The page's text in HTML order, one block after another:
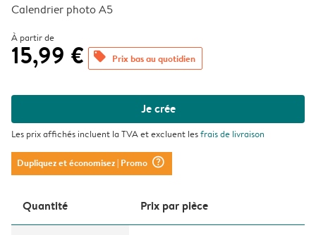
Calendrier photo A5
À partir de
15,99 € offers Prix bas au quotidien
Je crée
Les prix affichés incluent la TVA et excluent lesfrais de livraison
Dupliquez et économisez| Promo question_mark_circle
Quantité Prix ​​par pièce